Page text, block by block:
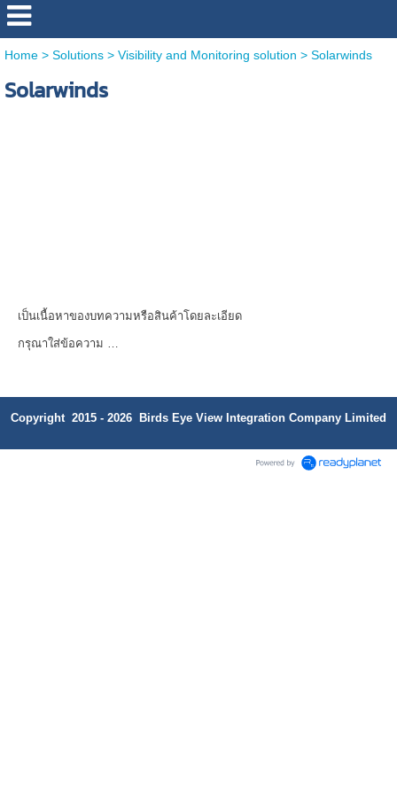
Home> Solutions> Visibility and Monitoring solution > Solarwinds
Solarwinds
เป็นเนื้อหาของบทความหรือสินค้าโดยละเอียด
กรุณาใส่ข้อความ …
Copyright 2015 - 2026 Birds Eye View Integration Company Limited